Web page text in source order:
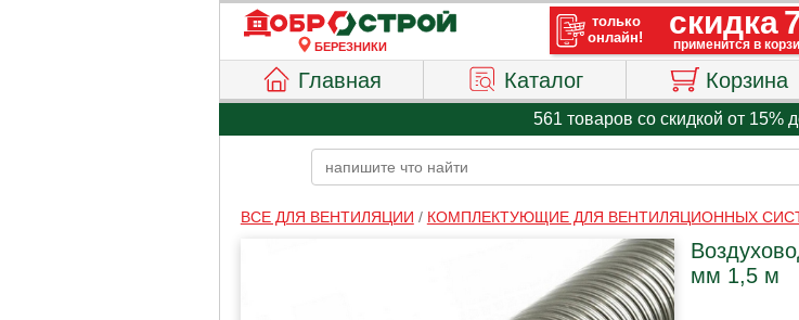
БЕРЕЗНИКИ
Главная Каталог Корзина
561 товаров со скидкой от 15%
ВСЕ ДЛЯ ВЕНТИЛЯЦИИ / КОМПЛЕКТУЮЩИЕ ДЛЯ ВЕНТИЛЯЦИОННЫХ
мм 1,5 м